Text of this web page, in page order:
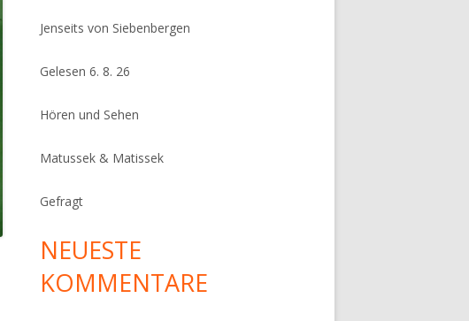
Jenseits von Siebenbergen
Gelesen 6. 8. 26
Hören und Sehen
Matussek & Matissek
Gefragt
NEUESTE
KOMMENTARE